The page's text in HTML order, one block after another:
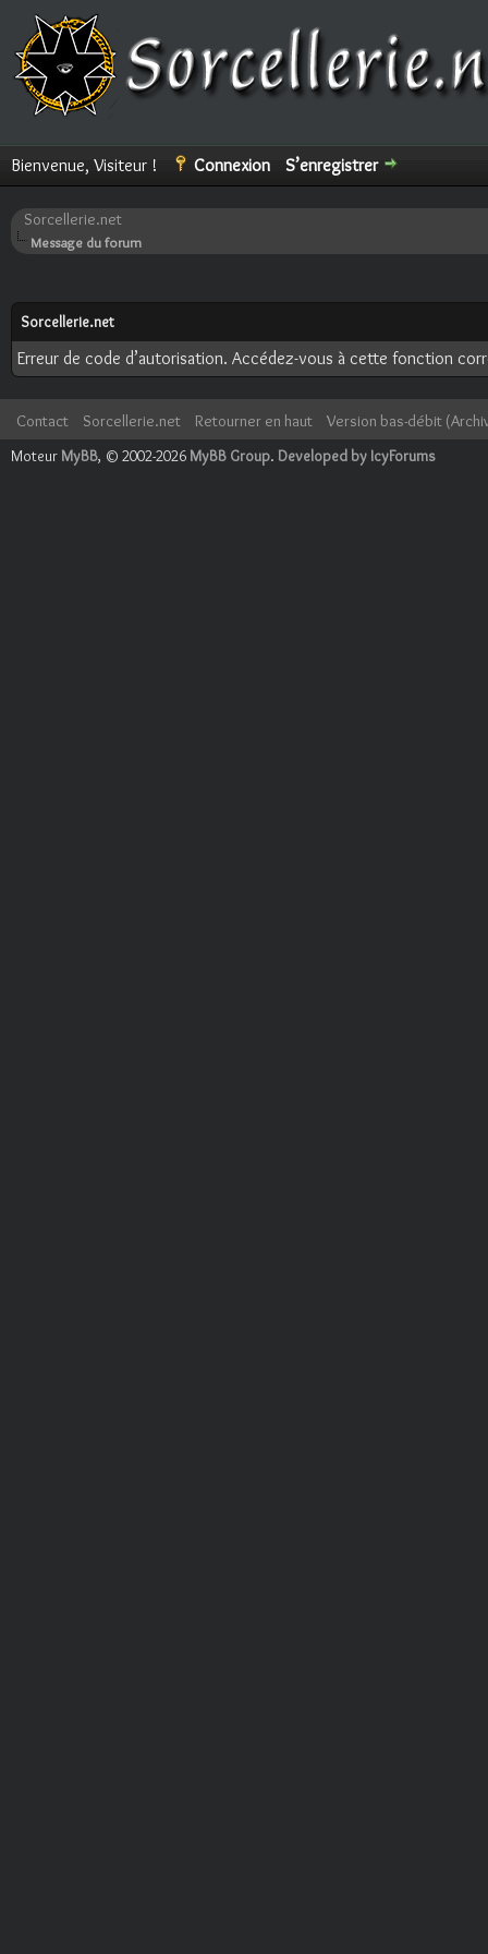
Bienvenue, Visiteur ! Connexion S’enregistrer
Sorcellerie.net
Message du forum
Sorcellerie.net
Erreur de code d’autorisation. Accédez-vous à cette fonction
Contact Sorcellerie.net Retourner en haut
Version bas-débit
Moteur MyBB, © 2002-2026 MyBB Group. Developed by IcyForums